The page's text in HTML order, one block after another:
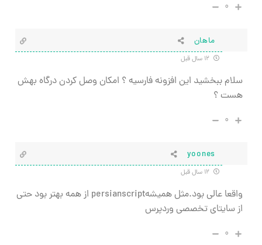
۰
ماهان
سلام ببخشید این افزونه فارسیه ؟ امکان وصل کردن درگاه بهش
هست ؟
۰
yoones
واقعا عالی بود.مثل همیشهpersianscript از همه بهتر بود حتی
از سایتای تخصصی وردپرس
۰